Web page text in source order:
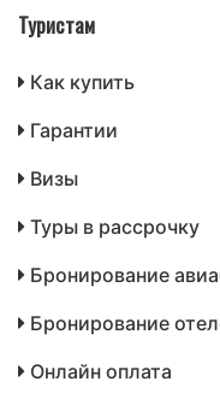
Туристам
Как купить
Гарантии
Визы
Туры в рассрочку
Бронирование
Бронирование
Онлайн оплата